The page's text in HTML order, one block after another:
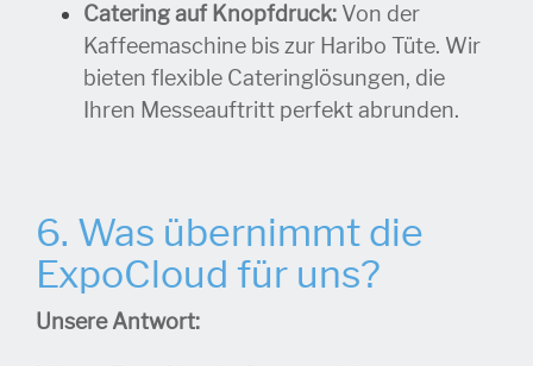
Catering auf Knopfdruck: Von der
Kaffeemaschine bis zur Haribo Tüte. Wir
bieten flexible Cateringlösungen, die
Ihren Messeauftritt perfekt abrunden.
6. Was übernimmt die
ExpoCloud für uns?
Unsere Antwort: